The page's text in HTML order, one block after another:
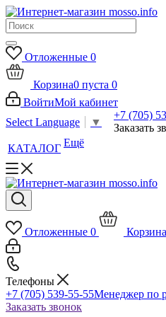
Отложенные 0
Корзина0 пуста 0
ВойтиМой кабинет
Select Language
▼
+7 (705)
Заказать
КАТАЛОГ Ещё
Отложенные 0 Корзина
Телефоны
+7 (705) 539-55-55Менеджер по
Заказать звонок